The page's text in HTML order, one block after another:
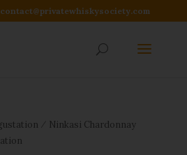
contact@privatewhiskysociety.com
Ninkasi Chardonnay